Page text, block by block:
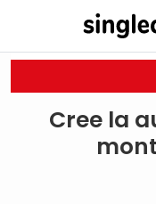
Cree la